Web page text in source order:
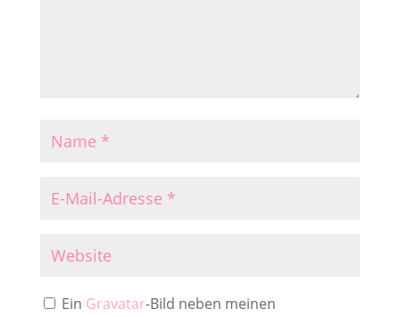
Ein Gravatar-Bild neben meinen